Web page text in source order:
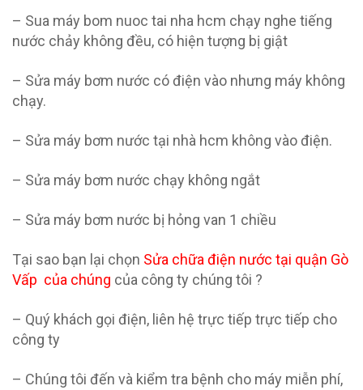
– Sua máy bom nuoc tai nha hcm chạy nghe tiếng
nước chảy không đều, có hiện tượng bị giật
– Sửa máy bơm nước có điện vào nhưng máy không
chạy.
– Sửa máy bơm nước tại nhà hcm không vào điện.
– Sửa máy bơm nước chạy không ngắt
– Sửa máy bơm nước bị hỏng van 1 chiều
Tại sao bạn lại chọn Sửa chữa điện nước tại quận Gò
Vấp của chúng của công ty chúng tôi ?
– Quý khách gọi điện, liên hệ trực tiếp trực tiếp cho
công ty
– Chúng tôi đến và kiểm tra bệnh cho máy miễn phí,